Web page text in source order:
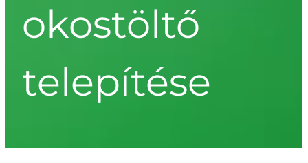
okostöltő
telepítése